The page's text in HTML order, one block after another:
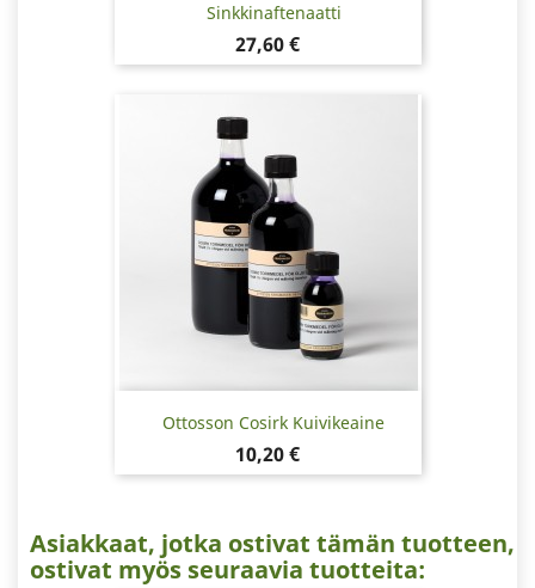
Sinkkinaftenaatti
Hinta
27,60 €
Ottosson Cosirk Kuivikeaine
Hinta
10,20 €
Asiakkaat, jotka ostivat tämän tuotteen,
ostivat myös seuraavia tuotteita: